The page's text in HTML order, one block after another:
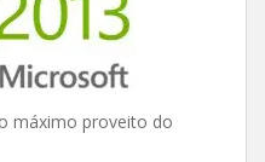
máximo proveito do